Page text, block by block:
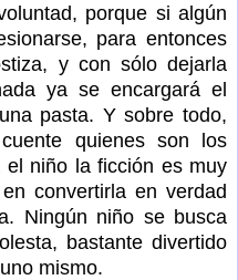
porque si algún
para entonces
y con sólo dejarla
ya se encargará el
pasta. Y sobre todo,
quienes son los
el niño la ficción es muy
convertirla en verdad
Ningún niño se busca
bastante divertido
mismo.